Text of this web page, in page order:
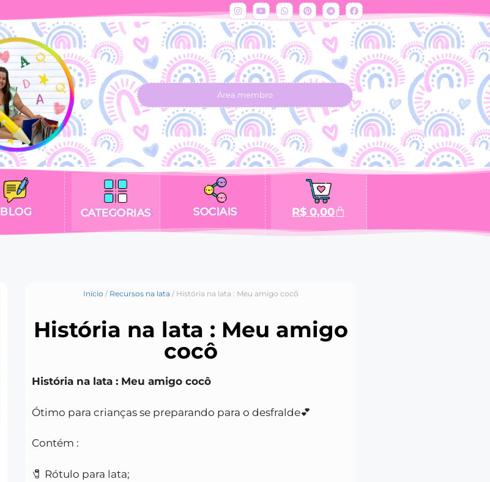
Área membro
BLOG CATEGORIAS SOCIAIS R$ 0,00
Início / Recursos na lata / História na lata : Meu amigo cocô
História na lata : Meu amigo
cocô
História na lata : Meu amigo cocô
Ótimo para crianças se preparando para o desfralde💕
Contém :
🧷 Rótulo para lata;